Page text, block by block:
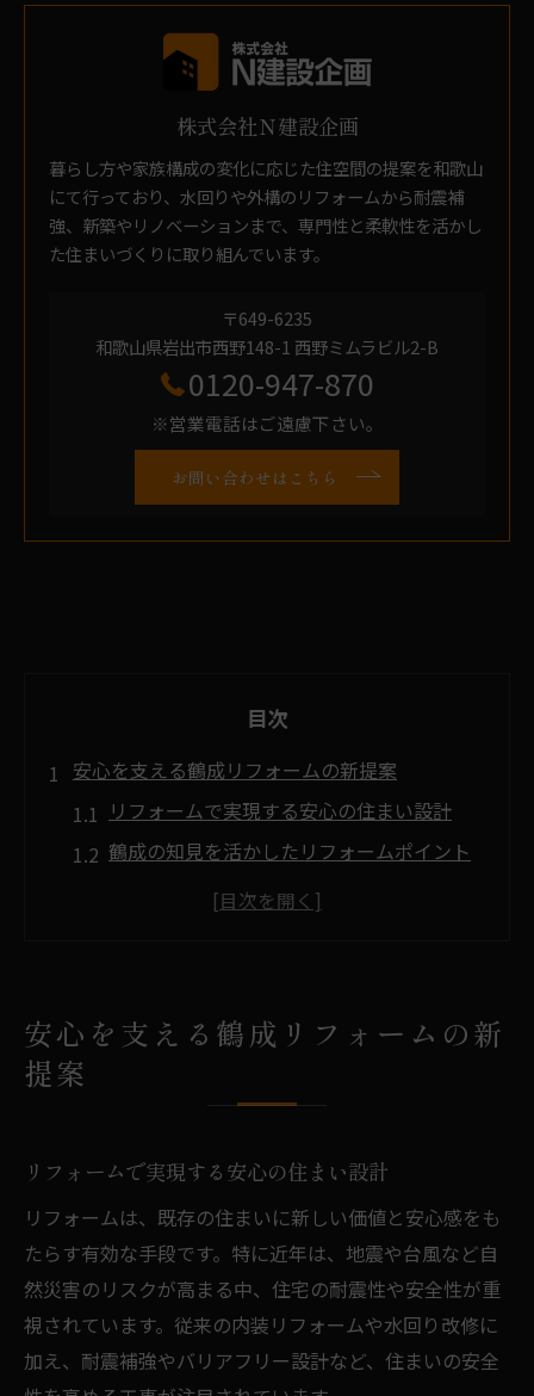
株式会社Ｎ建設企画
暮らし方や家族構成の変化に応じた住空間の提案を和歌山
にて行っており、水回りや外構のリフォームから耐震補
強、新築やリノベーションまで、専門性と柔軟性を活かし
た住まいづくりに取り組んでいます。
〒649-6235
和歌山県岩出市西野148-1 西野ミムラビル2-B
0120-947-870
※営業電話はご遠慮下さい。
お問い合わせはこちら
目次
安心を支える鶴成リフォームの新提案
リフォームで実現する安心の住まい設計
鶴成の知見を活かしたリフォームポイント
安全を高める最新リフォーム技術の導入
住まいの快適性を高める最新リフォーム術
リフォームで叶える快適な生活空間の工夫
家族のライフスタイルに合うリフォーム提
案
快適性重視のリフォームで暮らしを刷新
防災の視点から考える住まい再生のヒント
リフォームで実現する防災力強化のポイン
ト
安心を支える鶴成リフォームの新
提案
リフォームで実現する安心の住まい設計
リフォームは、既存の住まいに新しい価値と安心感をも
たらす有効な手段です。特に近年は、地震や台風など自
然災害のリスクが高まる中、住宅の耐震性や安全性が重
視されています。従来の内装リフォームや水回り改修に
加え、耐震補強やバリアフリー設計など、住まいの安全